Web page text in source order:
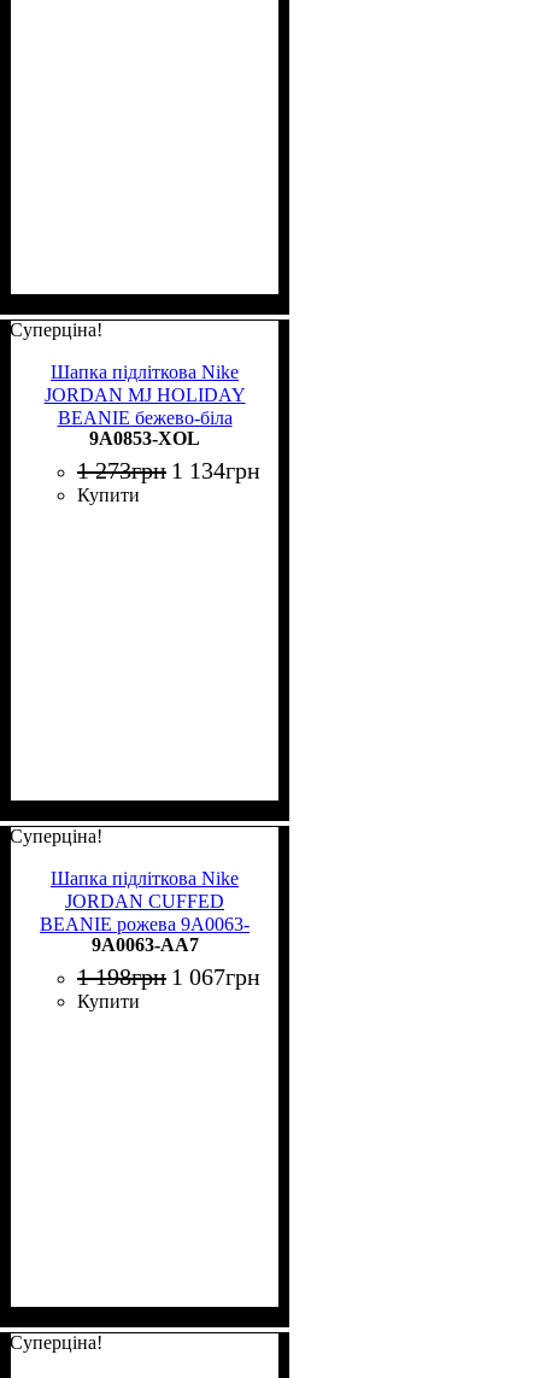
Суперціна!
Шапка підліткова Nike
JORDAN MJ HOLIDAY
BEANIE бежево-біла
9A0853-XOL
9A0853-XOL
1 273грн 1 134грн
Купити
Суперціна!
Шапка підліткова Nike
JORDAN CUFFED
BEANIE рожева 9A0063-
AA7
9A0063-AA7
1 198грн 1 067грн
Купити
Суперціна!